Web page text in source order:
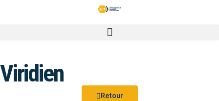
Viridien
Retour